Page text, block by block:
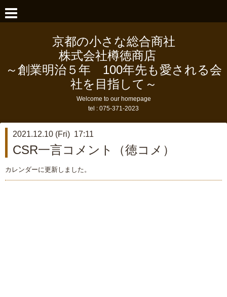
京都の小さな総合商社
株式会社樽徳商店
～創業明治５年 100年先も愛される会
社を目指して～
Welcome to our homepage
tel : 075-371-2023
2021.12.10 (Fri) 17:11
CSR一言コメント（徳コメ）
カレンダーに更新しました。